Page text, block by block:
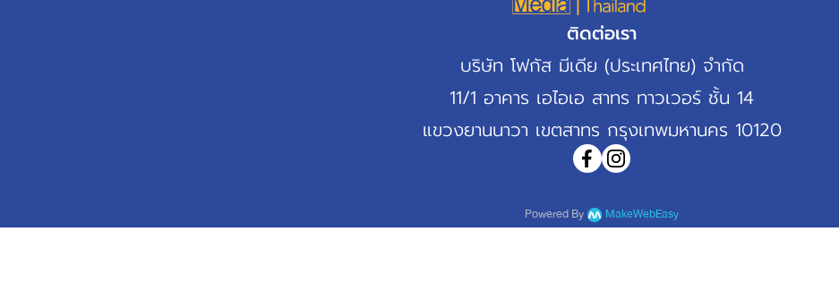
ติดต่อเรา
บริษัท โฟกัส มีเดีย (ประเทศไทย) จำกัด
11/1 อาคาร เอไอเอ สาทร ทาวเวอร์ ชั้น 14
แขวงยานนาวา เขตสาทร กรุงเทพมหานคร 10120
Powered By MakeWebEasy